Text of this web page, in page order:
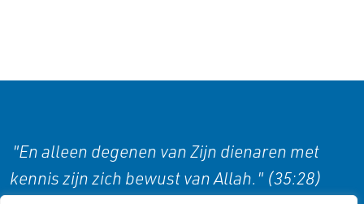
"En alleen degenen van Zijn dienaren met
kennis zijn zich bewust van Allah." (35:28)